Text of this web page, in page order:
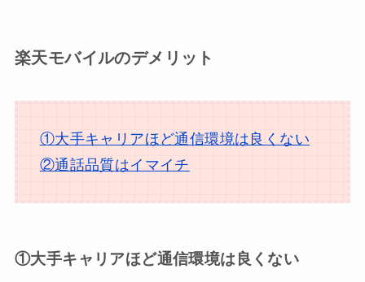
楽天モバイルのデメリット
①大手キャリアほど通信環境は良くない
②通話品質はイマイチ
①大手キャリアほど通信環境は良くない